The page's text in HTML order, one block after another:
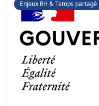
Enjeux RH & Temps partagé